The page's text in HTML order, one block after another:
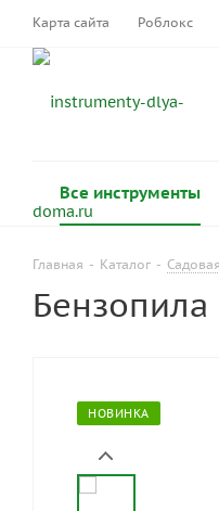
Карта сайта Роблокс
Все инструменты
Главная - Каталог -
НОВИНКА